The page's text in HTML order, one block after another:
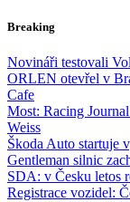
Skip
content
Breaking
Novináři testovali
ORLEN otevřel v
Cafe
Most: Racing
Weiss
Škoda Auto startuje
Gentleman silnic
SDA: v Česku letos
Registrace vozidel: